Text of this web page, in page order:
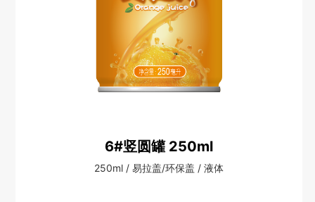
6#竖圆罐 250ml
250ml / 易拉盖/环保盖 / 液体